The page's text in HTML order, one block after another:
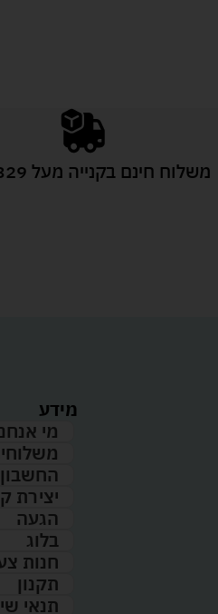
משלוח חינם בקנייה מעל 329 ש"ח
מידע
מי
יצירת
הגעה
בלוג
חנות
תקנון
תנאי